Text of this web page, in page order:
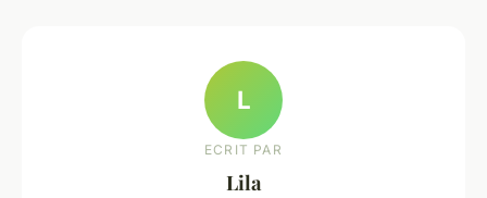
L
ECRIT PAR
Lila